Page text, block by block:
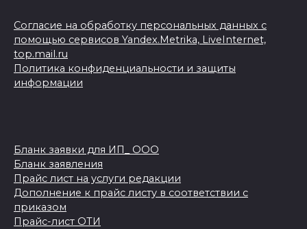
Согласие на обработку персональных данных с
помощью сервисов Yandex.Metrika, LiveInternet,
top.mail.ru
Политика конфиденциальности и защиты
информации
Бланк заявки для ИП_ ООО
Бланк заявления
Прайс лист на услуги редакции
Дополнение к прайс листу в соответствии с
приказом
Прайс-лист ОТИ